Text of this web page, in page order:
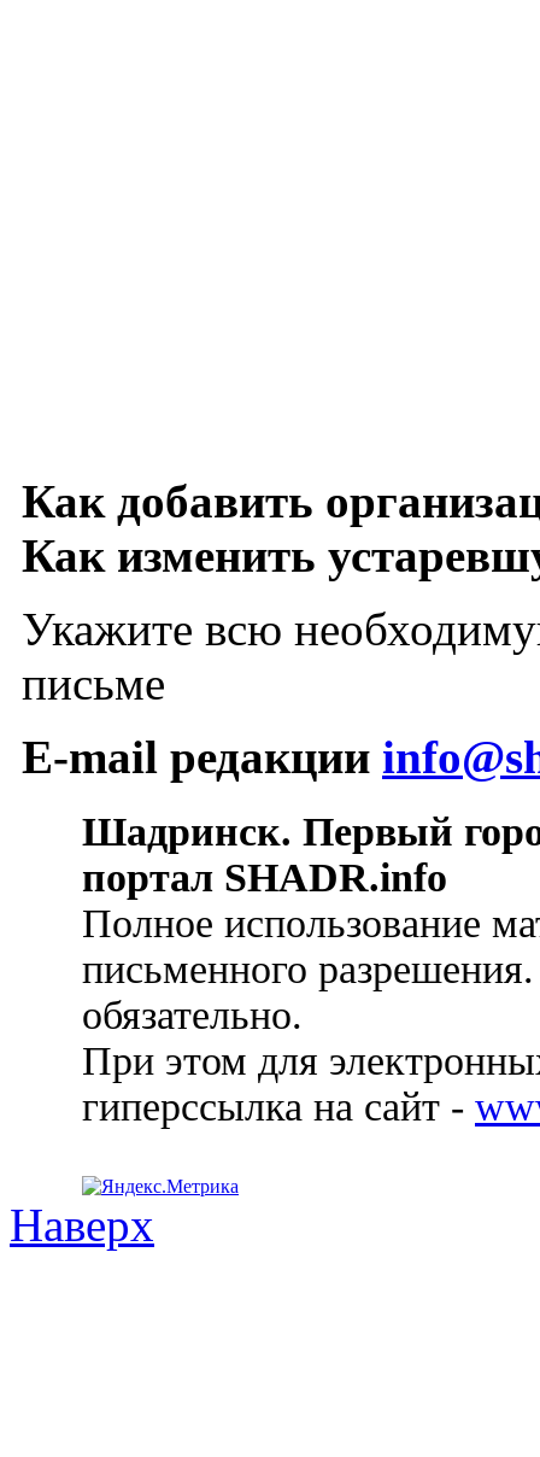
Как добавить
Как изменить
Укажите всю
письме
E-mail редакции
Шадринск. Первый
портал SHADR.info
Полное использование
письменного
обязательно.
При этом для
гиперссылка на сайт -
Наверх